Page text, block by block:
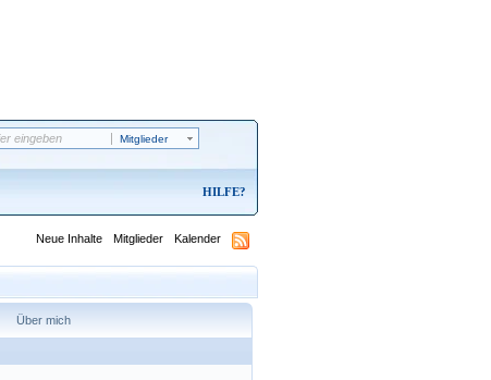
Mitglieder
HILFE
Neue Inhalte Mitglieder Kalender
Über mich